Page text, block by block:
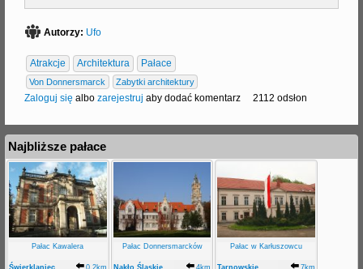
Autorzy: Ufo
Atrakcje Architektura Pałace
Von Donnersmarck Zabytki architektury
Zaloguj się albo zarejestruj aby dodać komentarz 2112 odsłon
Najbliższe pałace
Pałac Kawalera Pałac Donnersmarcków Pałac w Karłuszowcu